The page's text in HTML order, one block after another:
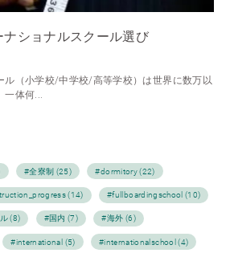
ショナルスクール選び
ル（小学校/中学校/高等学校）は世界に数万以
一体何...
#全寮制 (25) #dormitory (22)
(14) #fullboardingschool (10)
(8) #国内 (7) #海外 (6)
#international (5) #internationalschool (4)